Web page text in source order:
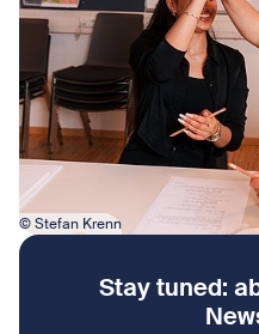
© Stefan Krenn
Stay tuned: